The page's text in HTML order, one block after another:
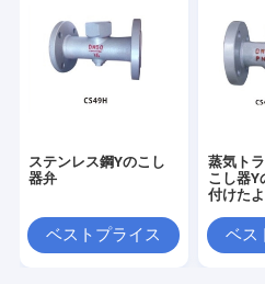
ステンレス鋼Yのこし
器弁
ベストプライス
蒸気ト
こし器Y
付けた
ベス